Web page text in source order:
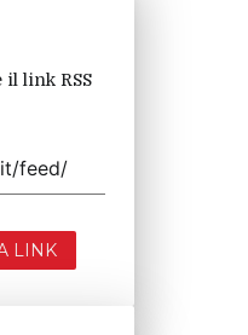
il link RSS
LINK